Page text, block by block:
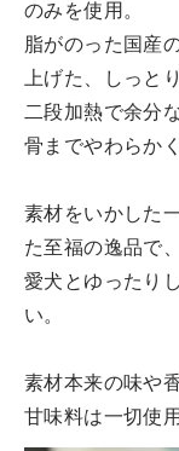
のみを使用。
脂がのった国産
上げた、しっと
二段加熱で余分
骨までやわらか
素材をいかした
た至福の逸品で、
愛犬とゆったり
い。
素材本来の味や
甘味料は一切使